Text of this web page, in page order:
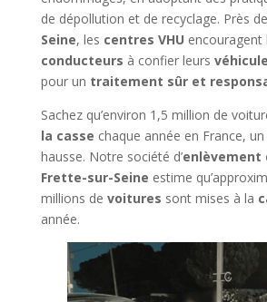
de dépollution et de recyclage. Près de
Seine, les centres VHU encouragent
conducteurs à confier leurs
pour un traitement sûr et
Sachez qu’environ 1,5 million de
la casse chaque année en France,
hausse. Notre société d’enlèvement
Frette-sur-Seine estime
millions de voitures sont mises à la
année.